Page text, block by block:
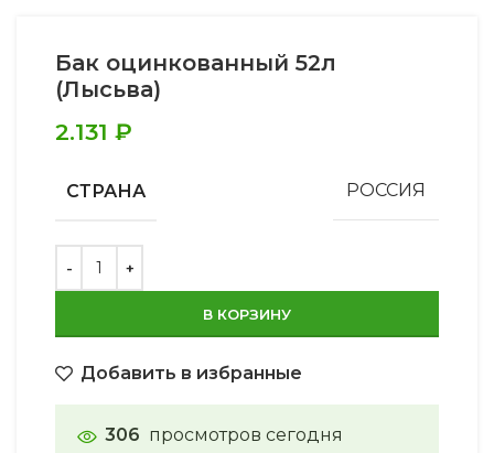
Бак оцинкованный 52л
(Лысьва)
2.131 ₽
СТРАНА РОССИЯ
В КОРЗИНУ
Добавить в избранные
306 просмотров сегодня